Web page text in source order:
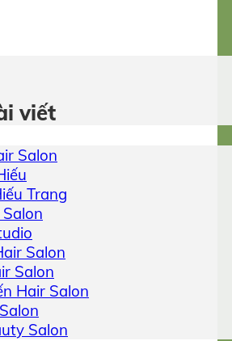
viết
Salon
Trang
Salon
Salon
Hair Salon
Salon